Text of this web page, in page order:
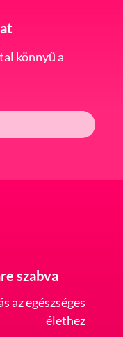
könnyű a
szabva
az egészséges
élethez